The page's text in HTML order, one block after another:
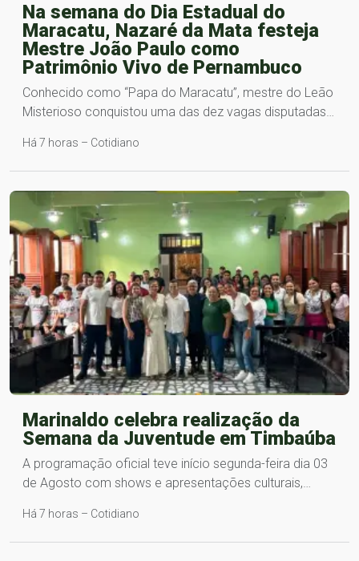
Na semana do Dia Estadual do
Maracatu, Nazaré da Mata festeja
Mestre João Paulo como
Patrimônio Vivo de Pernambuco
Conhecido como “Papa do Maracatu”, mestre do Leão
Misterioso conquistou uma das dez vagas disputadas…
Há 7 horas – Cotidiano
Marinaldo celebra realização da
Semana da Juventude em Timbaúba
A programação oficial teve início segunda-feira dia 03
de Agosto com shows e apresentações culturais,…
Há 7 horas – Cotidiano